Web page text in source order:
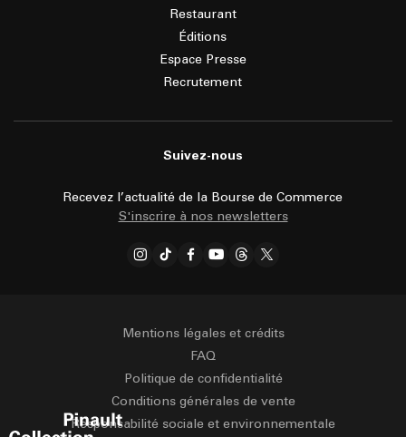
Restaurant
Éditions
Espace Presse
Recrutement
Suivez-nous
Recevez l’actualité de la Bourse de Commerce
S'inscrire à nos newsletters
Mentions légales et crédits
FAQ
Politique de confidentialité
Conditions générales de vente
Responsabilité sociale et environnementale